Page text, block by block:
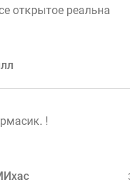
открытое реальна
!